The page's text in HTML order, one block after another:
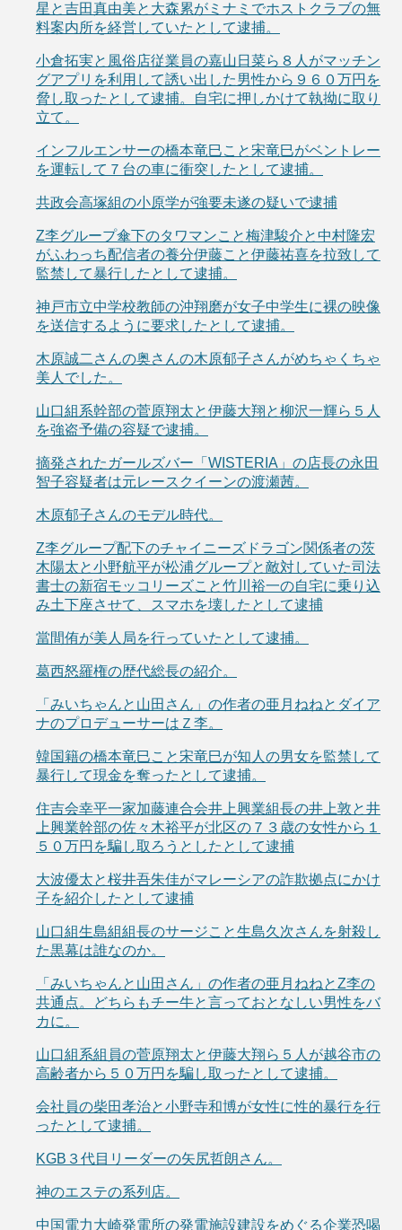
星と吉田真由美と大森累がミナミでホストクラブの無
料案内所を経営していたとして逮捕。
小倉拓実と風俗店従業員の嘉山日菜ら８人がマッチン
グアプリを利用して誘い出した男性から９６０万円を
脅し取ったとして逮捕。自宅に押しかけて執拗に取り
立て。
インフルエンサーの橋本竜巳こと宋竜巳がベントレー
を運転して７台の車に衝突したとして逮捕。
共政会高塚組の小原学が強要未遂の疑いで逮捕
Z李グループ傘下のタワマンこと梅津駿介と中村隆宏
がふわっち配信者の養分伊藤こと伊藤祐喜を拉致して
監禁して暴行したとして逮捕。
神戸市立中学校教師の沖翔磨が女子中学生に裸の映像
を送信するように要求したとして逮捕。
木原誠二さんの奥さんの木原郁子さんがめちゃくちゃ
美人でした。
山口組系幹部の菅原翔太と伊藤大翔と柳沢一輝ら５人
を強盗予備の容疑で逮捕。
摘発されたガールズバー「WISTERIA」の店長の永田
智子容疑者は元レースクイーンの渡瀬茜。
木原郁子さんのモデル時代。
Z李グループ配下のチャイニーズドラゴン関係者の茨
木陽太と小野航平が松浦グループと敵対していた司法
書士の新宿モッコリーズこと竹川裕一の自宅に乗り込
み土下座させて、スマホを壊したとして逮捕
當間侑が美人局を行っていたとして逮捕。
葛西怒羅権の歴代総長の紹介。
「みいちゃんと山田さん」の作者の亜月ねねとダイア
ナのプロデューサーはＺ李。
韓国籍の橋本竜巳こと宋竜巳が知人の男女を監禁して
暴行して現金を奪ったとして逮捕。
住吉会幸平一家加藤連合会井上興業組長の井上敦と井
上興業幹部の佐々木裕平が北区の７３歳の女性から１
５０万円を騙し取ろうとしたとして逮捕
大波優太と桜井吾朱佳がマレーシアの詐欺拠点にかけ
子を紹介したとして逮捕
山口組生島組組長のサージこと生島久次さんを射殺し
た黒幕は誰なのか。
「みいちゃんと山田さん」の作者の亜月ねねとZ李の
共通点。どちらもチー牛と言っておとなしい男性をバ
カに。
山口組系組員の菅原翔太と伊藤大翔ら５人が越谷市の
高齢者から５０万円を騙し取ったとして逮捕。
会社員の柴田孝治と小野寺和博が女性に性的暴行を行
ったとして逮捕。
KGB３代目リーダーの矢尻哲朗さん。
神のエステの系列店。
中国電力大崎発電所の発電施設建設をめぐる企業恐喝